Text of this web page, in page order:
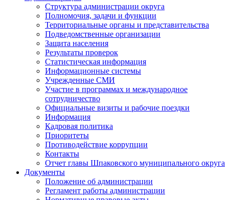
Структура администрации округа
Полномочия, задачи и функции
Территориальные органы и представительства
Подведомственные организации
Защита населения
Результаты проверок
Статистическая информация
Информационные системы
Учрежденные СМИ
Участие в программах и международное
сотрудничество
Официальные визиты и рабочие поездки
Информация
Кадровая политика
Приоритеты
Противодействие коррупции
Контакты
Отчет главы Шпаковского муниципального округа
Документы
Положение об администрации
Регламент работы администрации